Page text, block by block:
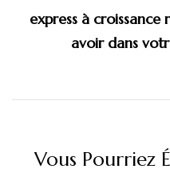
express à croissance
avoir dans
Vous Pourriez